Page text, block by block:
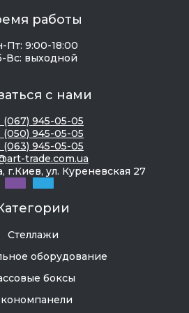
различают машины для
бытовые и
Первые сделаны из
легкие и компактные.
в течение всей смены,
более крупные стаканы (до
промышленных
позаботились об их
эти изделия отличаются
от разбрызгивания, от
опоры делают с
турборежим, автозапуск
работы
Пт: 9:00-18:00
Вс: выходной
с нами
(067) 945-05-05
(050) 945-05-05
(063) 945-05-05
trade.com.ua
г.Киев, ул. Куреневская 27
Стеллажи
оборудование
боксы